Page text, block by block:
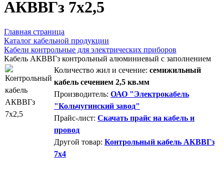
AКВВГз 7х2,5
Главная страница
Каталог кабельной продукции
Кабели контрольные для электрических приборов
Кабель АКВВГз контрольный алюминиевый с заполнением
Количество жил и сечение: семижильный
кабель сечением 2,5 кв.мм
Производитель: ОАО "Электрокабель
"Кольчугинский завод"
Прайс-лист: Скачать прайс на кабель и
провод
Другой товар: Контрольный кабель АКВВГз
7х4